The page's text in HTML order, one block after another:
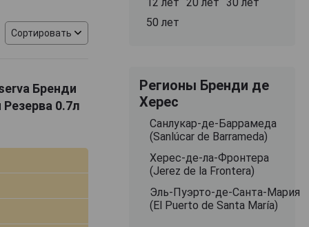
новые
Наконец, в
и добавив
и его связь
напитков
основано на
бочках, где
с мягким,
в центре
в особой
Сортировать
Бренди
0.7л
50 лет
Регионы Бренди де
Херес
Санлукар‑де‑Баррамеда
(Sanlúcar de Barrameda)
Херес‑де‑ла‑Фронтера
(Jerez de la Frontera)
Эль‑Пуэрто‑де‑Санта‑Мария
(El Puerto de Santa María)